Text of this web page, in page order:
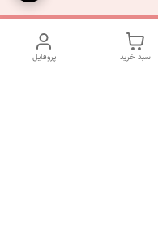
پروفایل سبد خرید